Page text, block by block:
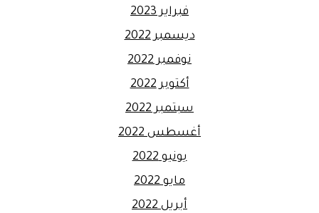
فبراير 2023
ديسمبر 2022
نوفمبر 2022
أكتوبر 2022
سبتمبر 2022
أغسطس 2022
يونيو 2022
مايو 2022
أبريل 2022